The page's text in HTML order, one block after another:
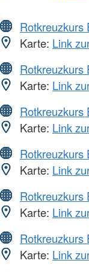
Rotkreuzkurs
Karte: Link
Rotkreuzkurs
Karte: Link
Rotkreuzkurs
Karte: Link
Rotkreuzkurs
Karte: Link
Rotkreuzkurs
Karte: Link
Rotkreuzkurs
Karte: Link